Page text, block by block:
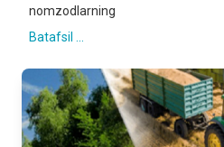
nomzodlarning
Batafsil ...